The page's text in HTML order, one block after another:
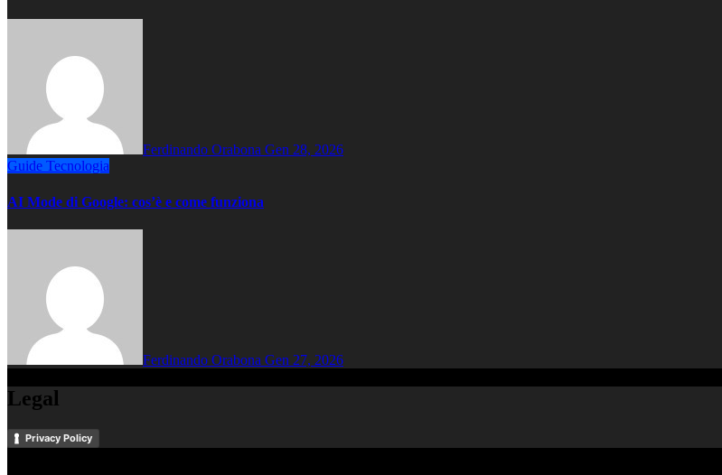
Ferdinando Orabona Gen 28, 2026
Guide Tecnologia
AI Mode di Google: cos’è e come funziona
Ferdinando Orabona Gen 27, 2026
Legal
Privacy Policy